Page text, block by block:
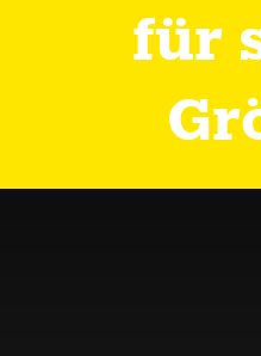
für